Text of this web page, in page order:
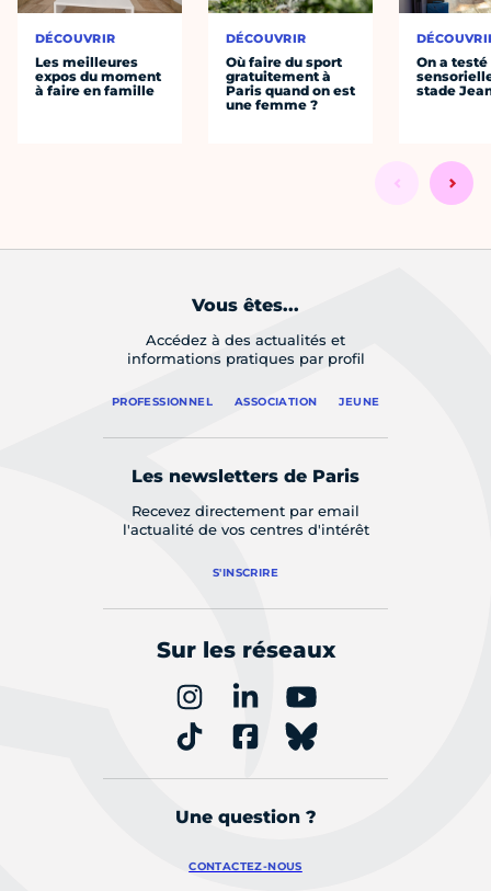
DÉCOUVRIR
Les meilleures
expos du moment
à faire en famille
DÉCOUVRIR
Où faire du sport
gratuitement à
Paris quand on est
une femme ?
On a
stade
Vous êtes...
Accédez à des actualités et
informations pratiques par profil
PROFESSIONNEL ASSOCIATION JEUNE
Les newsletters de Paris
Recevez directement par email
l'actualité de vos centres d'intérêt
S'INSCRIRE
Sur les réseaux
Une question ?
CONTACTEZ-NOUS